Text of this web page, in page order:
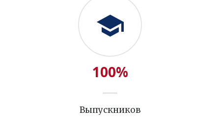
100%
Выпускников